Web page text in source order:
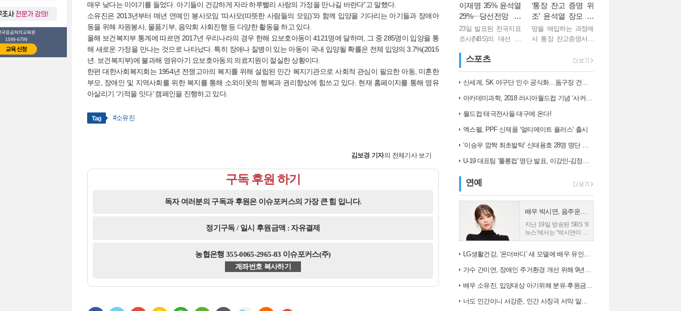
매우 낮다는 이야기를 들었다. 아기들이 건강하게 자라 하루빨리 사랑의 가정을 만나길 바란다”고 말했다.
소유진은 2013년부터 매년 연예인 봉사모임 ‘따사모(따뜻한 사람들의 모임)’와 함께 입양을 기다리는 아기들과 장애아
동을 위해 자원봉사, 물품기부, 음악회 사회진행 등 다양한 활동을 하고 있다.
올해 보건복지부 통계에 따르면 2017년 우리나라의 경우 한해 요보호아동이 4121명에 달하며, 그 중 285명이 입양을 통
해 새로운 가정을 만나는 것으로 나타났다. 특히 장애나 질병이 있는 아동이 국내 입양될 확률은 전체 입양의 3.7%(2015
년. 보건복지부)에 불과해 영유아기 요보호아동의 의료지원이 절실한 상황이다.
한편 대한사회복지회는 1954년 전쟁고아의 복지를 위해 설립된 민간 복지기관으로 사회적 관심이 필요한 아동, 미혼한
부모, 장애인 및 지역사회를 위한 복지를 통해 소외이웃의 행복과 권리향상에 힘쓰고 있다. 현재 홈페이지를 통해 영유
아살리기 ‘기적을 잇다’ 캠페인을 진행하고 있다.
Tag #소유진
김보경 기자의 전체기사 보기
구독 후원 하기
독자 여러분의 구독과 후원은 이슈포커스의 가장 큰 힘 입니다.
정기구독 / 일시 후원금액 : 자유결제
농협은행 355-0065-2965-83 이슈포커스(주)
계좌번호 복사하기
이재명 35% 윤석열
29%···당선전망 이
재명 41%, 윤석열 3
2%
23일 발표된 전국지표
조사(NBS)의 대선 후
서 이재명 더불어민주
당 후보는 35%, 윤석
열 국민의힘 후보는
는 오차 범위(6....
‘통장 잔고 증명 위
조’ 윤석열 장모 징
역 1년
땅을 매입하는 과정에
서 통장 잔고증명서를
윤석열 국민의힘 대선
(75)가 징역 1년을 선고
사8단독 박세황 판사...
스포츠
월드컵 태극전사들 대구에 온다!
엑스펠, PPF 신제품 ‘얼티메이트 플러스’ 출시
연예
배우 박시연, 음주운전 입건
지난 19일 방송된 SBS ‘8
뉴스’에서는 “박시연이 지
난 17일 오전 11시 30분
에서 외제차를 몰다 대기
는 사고를 냈다”는 내...
너도 인간이니 서강준, 인간 사칭극 서막 알린 종합 예고 공개